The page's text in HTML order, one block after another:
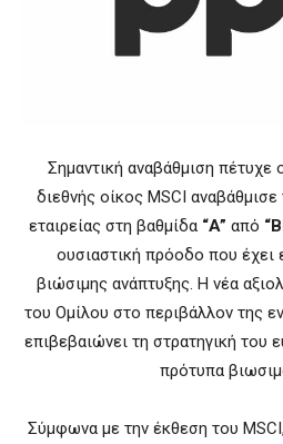
Σημαντική αναβάθμιση
διεθνής οίκος MSCI αναβάθμισε
εταιρείας στη βαθμίδα “A” από
ουσιαστική πρόοδο που έχει
βιώσιμης ανάπτυξης. Η νέα
του Ομίλου στο περιβάλλον της
επιβεβαιώνει τη στρατηγική του
πρότυπα
Σύμφωνα με την έκθεση του